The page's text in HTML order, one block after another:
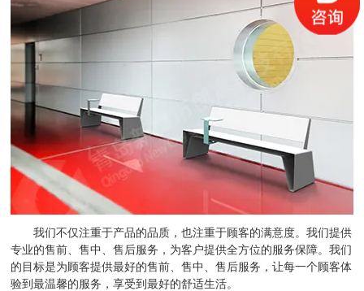
我们不仅注重于产品的品质，也注重于顾客的满意度。我们提供
专业的售前、售中、售后服务，为客户提供全方位的服务保障。我们
的目标是为顾客提供最好的售前、售中、售后服务，让每一个顾客体
验到最温馨的服务，享受到最好的舒适生活。